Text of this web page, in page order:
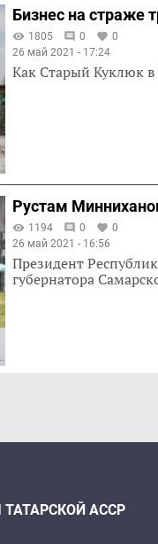
Бизнес на страже
1805 0
0
26 май 2021 - 17:24
Как Старый Куклюк в
Рустам
1194 0
0
26 май 2021 - 16:56
Президент
губернатора
АССР